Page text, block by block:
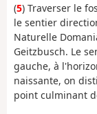
(5) Traverser le
le sentier
Naturelle
Geitzbusch. Le
gauche, à
naissante, on
point culminant